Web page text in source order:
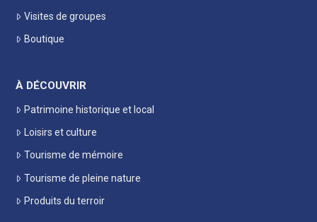
Visites de groupes
Boutique
À DÉCOUVRIR
Patrimoine historique et local
Loisirs et culture
Tourisme de mémoire
Tourisme de pleine nature
Produits du terroir